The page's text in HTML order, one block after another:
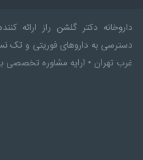
داروخانه دکتر گلشن راز ارائه
دسترسی به داروهای فوریتی و تک
غرب تهران • ارایه مشاوره تخصصى